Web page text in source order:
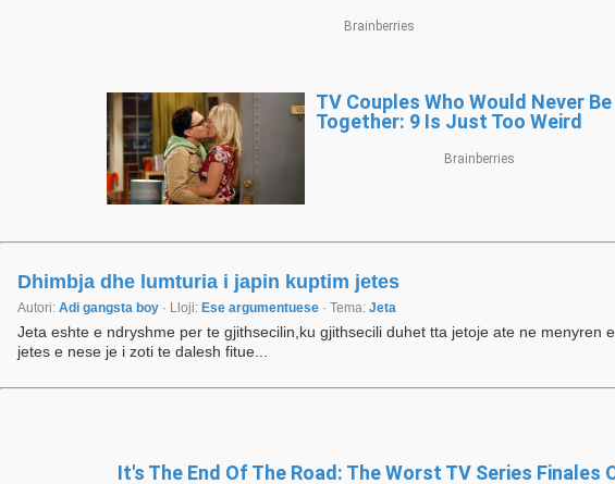
Dhimbja dhe lumturia i japin kuptim jetes
Autori: Adi gangsta boy · Lloji: Ese argumentuese · Tema: Jeta
Jeta eshte e ndryshme per te gjithsecilin,ku gjithsecili duhet tta jetoje ate ne
jetes e nese je i zoti te dalesh fitue...